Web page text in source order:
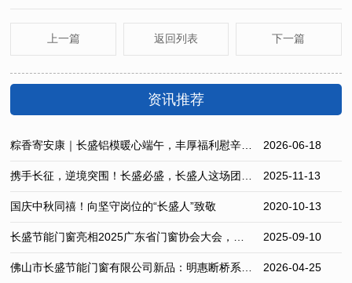
上一篇 返回列表 下一篇
资讯推荐
2026-06-18
2025-11-13
国庆中秋同禧！向坚守岗位的“长盛人”致敬 2020-10-13
2025-09-10
2026-04-25